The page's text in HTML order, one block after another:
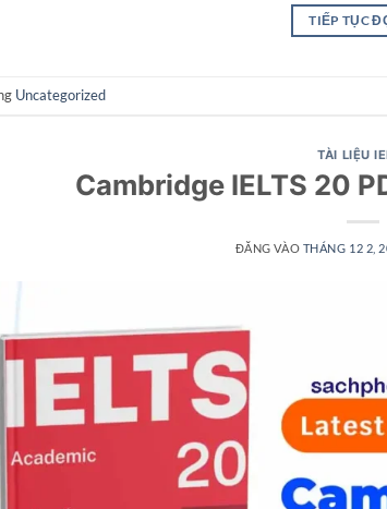
TIẾP TỤC
Uncategorized
TÀI LIỆU
Cambridge IELTS 20
ĐĂNG VÀO THÁNG 12 2,